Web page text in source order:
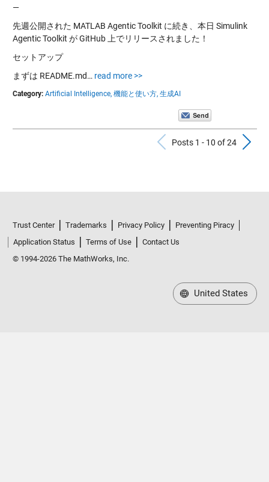
—
先週公開された MATLAB Agentic Toolkit に続き、本日 Simulink
Agentic Toolkit が GitHub 上でリリースされました！
セットアップ
まずは README.md… read more >>
Category: Artificial Intelligence, 機能と使い方, 生成AI
Previous
Posts 1 - 10 of 24
Trust Center Trademarks Privacy Policy
Preventing Piracy
Application Status
Terms of Use
Contact Us
© 1994-2026 The MathWorks, Inc.
United States